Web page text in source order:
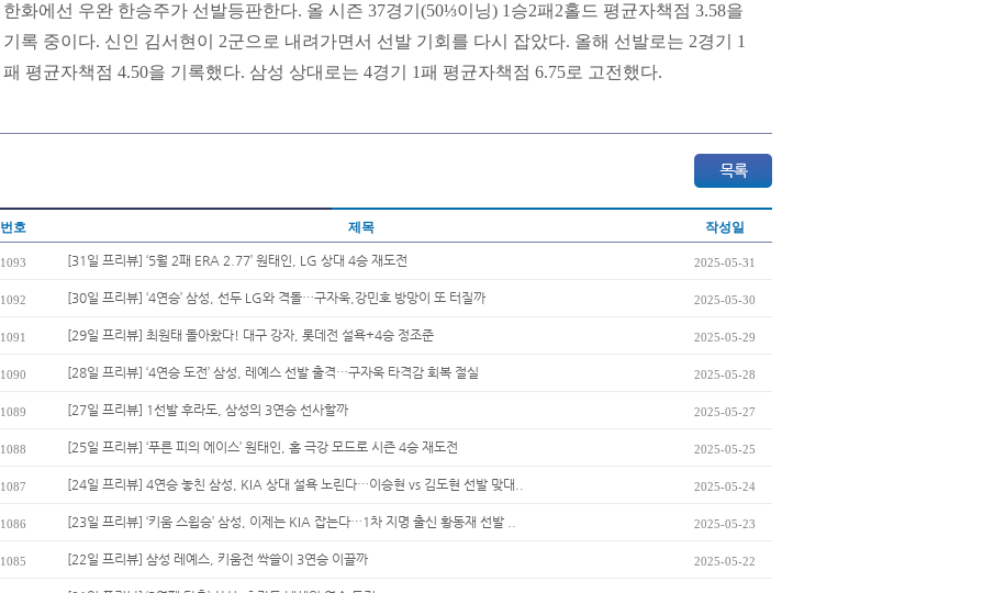
한화에선 우완 한승주가 선발등판한다. 올 시즌 37경기(50⅓이닝) 1승2패2홀드 평균자책점 3.58을
기록 중이다. 신인 김서현이 2군으로 내려가면서 선발 기회를 다시 잡았다. 올해 선발로는 2경기 1
패 평균자책점 4.50을 기록했다. 삼성 상대로는 4경기 1패 평균자책점 6.75로 고전했다.
번호 제목 작성일
1093 [31일 프리뷰] ‘5월 2패 ERA 2.77’ 원태인, LG 상대 4승 재도전 2025-05-31
1092 [30일 프리뷰] ‘4연승’ 삼성, 선두 LG와 격돌…구자욱,강민호 방망이 또 터질까 2025-05-30
1091 [29일 프리뷰] 최원태 돌아왔다! 대구 강자, 롯데전 설욕+4승 정조준 2025-05-29
1090 [28일 프리뷰] ‘4연승 도전’ 삼성, 레예스 선발 출격…구자욱 타격감 회복 절실 2025-05-28
1089 [27일 프리뷰] 1선발 후라도, 삼성의 3연승 선사할까 2025-05-27
1088 [25일 프리뷰] ‘푸른 피의 에이스’ 원태인, 홈 극강 모드로 시즌 4승 재도전 2025-05-25
1087 [24일 프리뷰] 4연승 놓친 삼성, KIA 상대 설욕 노린다…이승현 vs 김도현 선발 맞대.. 2025-05-24
1086 [23일 프리뷰] ‘키움 스윕승’ 삼성, 이제는 KIA 잡는다…1차 지명 출신 황동재 선발 .. 2025-05-23
1085 [22일 프리뷰] 삼성 레예스, 키움전 싹쓸이 3연승 이끌까 2025-05-22